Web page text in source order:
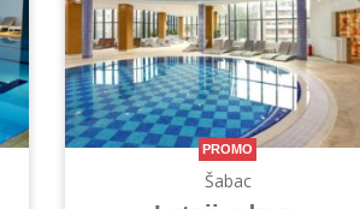
PROMO
Šabac